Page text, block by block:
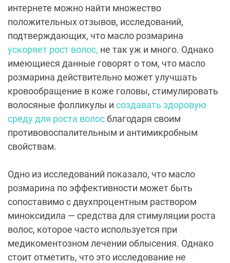
интернете можно найти множество
положительных отзывов, исследований,
подтверждающих, что масло розмарина
ускоряет рост волос, не так уж и много. Однако
имеющиеся данные говорят о том, что масло
розмарина действительно может улучшать
кровообращение в коже головы, стимулировать
волосяные фолликулы и создавать здоровую
среду для роста волосблагодаря своим
противовоспалительным и антимикробным
свойствам.
Одно из исследований показало, что масло
розмарина по эффективности может быть
сопоставимо с двухпроцентным раствором
миноксидила — средства для стимуляции роста
волос, которое часто используется при
медикоментозном лечении облысения. Однако
стоит отметить, что это исследование не